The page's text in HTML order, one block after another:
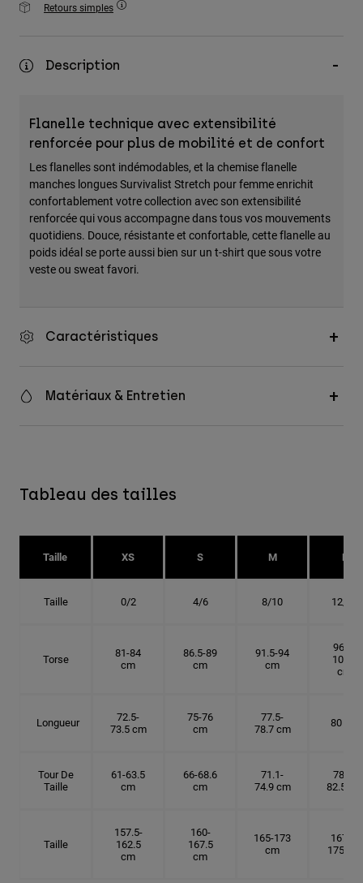
Accessoires
Sacs et sacs à dos
Voir tout
Retours simples
Description
Flanelle technique avec extensibilité
renforcée pour plus de mobilité et de confort
Les flanelles sont indémodables, et la chemise flanelle
manches longues Survivalist Stretch pour femme enrichit
confortablement votre collection avec son extensibilité
renforcée qui vous accompagne dans tous vos mouvements
quotidiens. Douce, résistante et confortable, cette flanelle au
poids idéal se porte aussi bien sur un t-shirt que sous votre
veste ou sweat favori.
Caractéristiques
Matériaux & Entretien
Tableau des tailles
Taille XS S M L
Taille 0/2 4/6 8/10 12/14
Torse
81-84
cm
86.5-89
cm
91.5-94
cm
96.5-
101.5
cm
Longueur
72.5-
73.5 cm
75-76
cm
77.5-
78.7 cm
80 cm
Tour De
Taille
61-63.5
cm
66-68.6
cm
71.1-
74.9 cm
78.7-
82.5 cm
Taille
157.5-
162.5
cm
160-
167.5
cm
165-173
cm
167.5-
175 cm